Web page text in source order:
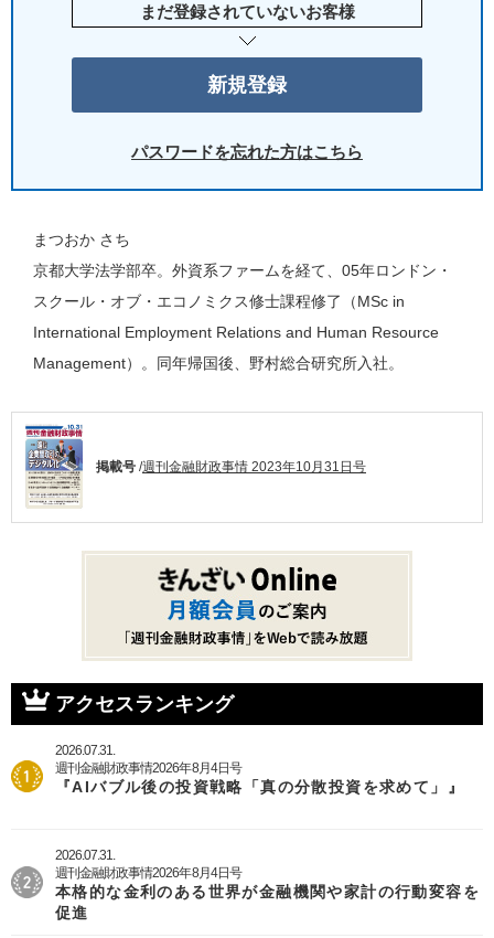
まだ登録されていないお客様
パスワードを忘れた方はこちら
まつおか さち
京都大学法学部卒。外資系ファームを経て、05年ロンドン・
スクール・オブ・エコノミクス修士課程修了（MSc in
International Employment Relations and Human Resource
Management）。同年帰国後、野村総合研究所入社。
掲載号 /週刊金融財政事情 2023年10月31日号
アクセスランキング
2026.07.31.
週刊金融財政事情2026年8月4日号
『AIバブル後の投資戦略「真の分散投資を求めて」』
2026.07.31.
週刊金融財政事情2026年8月4日号
本格的な金利のある世界が金融機関や家計の行動変容を
促進